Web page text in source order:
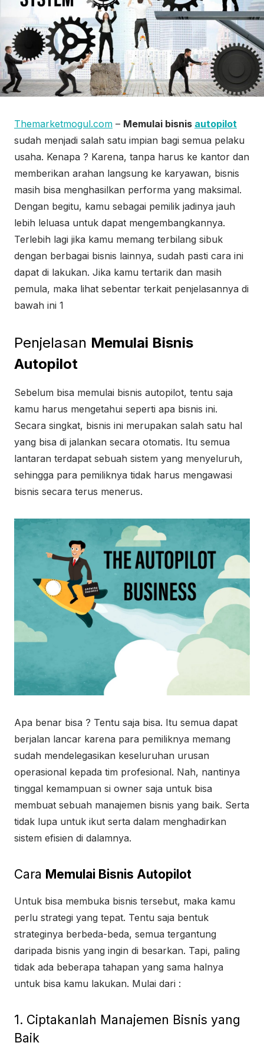
Themarketmogul.com – Memulai bisnis autopilot
sudah menjadi salah satu impian bagi semua pelaku
usaha. Kenapa ? Karena, tanpa harus ke kantor dan
memberikan arahan langsung ke karyawan, bisnis
masih bisa menghasilkan performa yang maksimal.
Dengan begitu, kamu sebagai pemilik jadinya jauh
lebih leluasa untuk dapat mengembangkannya.
Terlebih lagi jika kamu memang terbilang sibuk
dengan berbagai bisnis lainnya, sudah pasti cara ini
dapat di lakukan. Jika kamu tertarik dan masih
pemula, maka lihat sebentar terkait penjelasannya di
bawah ini 1
Penjelasan Memulai Bisnis
Autopilot
Sebelum bisa memulai bisnis autopilot, tentu saja
kamu harus mengetahui seperti apa bisnis ini.
Secara singkat, bisnis ini merupakan salah satu hal
yang bisa di jalankan secara otomatis. Itu semua
lantaran terdapat sebuah sistem yang menyeluruh,
sehingga para pemiliknya tidak harus mengawasi
bisnis secara terus menerus.
Apa benar bisa ? Tentu saja bisa. Itu semua dapat
berjalan lancar karena para pemiliknya memang
sudah mendelegasikan keseluruhan urusan
operasional kepada tim profesional. Nah, nantinya
tinggal kemampuan si owner saja untuk bisa
membuat sebuah manajemen bisnis yang baik. Serta
tidak lupa untuk ikut serta dalam menghadirkan
sistem efisien di dalamnya.
Cara Memulai Bisnis Autopilot
Untuk bisa membuka bisnis tersebut, maka kamu
perlu strategi yang tepat. Tentu saja bentuk
strateginya berbeda-beda, semua tergantung
daripada bisnis yang ingin di besarkan. Tapi, paling
tidak ada beberapa tahapan yang sama halnya
untuk bisa kamu lakukan. Mulai dari :
1. Ciptakanlah Manajemen Bisnis yang
Baik